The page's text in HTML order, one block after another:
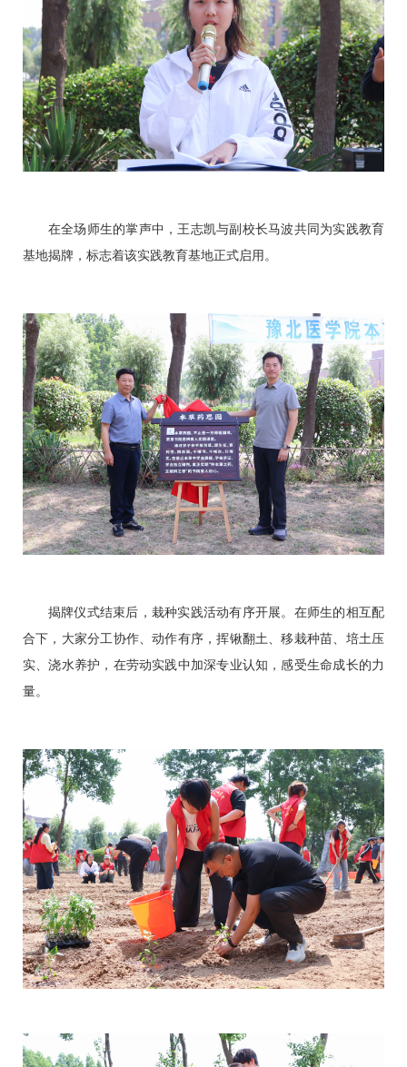
在全场师生的掌声中，王志凯与副校长马波共同为实践教育
基地揭牌，标志着该实践教育基地正式启用。
揭牌仪式结束后，栽种实践活动有序开展。在师生的相互配
合下，大家分工协作、动作有序，挥锹翻土、移栽种苗、培土压
实、浇水养护，在劳动实践中加深专业认知，感受生命成长的力
量。